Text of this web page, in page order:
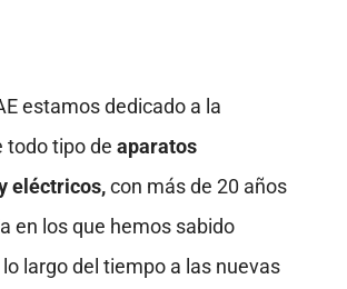
estamos dedicado a la
todo tipo de aparatos
eléctricos,con más de 20 años
en los que hemos sabido
largo del tiempo a las nuevas